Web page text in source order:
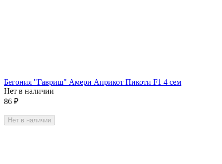
Бегония "Гавриш" Амери Априкот Пикоти F1 4 сем
Нет в наличии
86 ₽
Нет в наличии